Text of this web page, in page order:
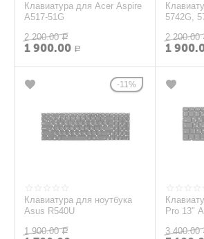
Клавиатура для Acer Aspire
A517-51G
2 200.00 Р
1 900.00 Р
5742G,
2 200.00
1
11%
Клавиатура для ноутбука
Asus R540U
1 900.00 Р
Pro 13"
Enter)
3 400.00